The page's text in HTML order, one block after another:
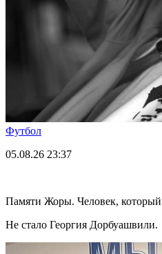
Футбол
05.08.26 23:37
Памяти Жоры. Человек, который
Не стало Георгия Дорбуашвили.